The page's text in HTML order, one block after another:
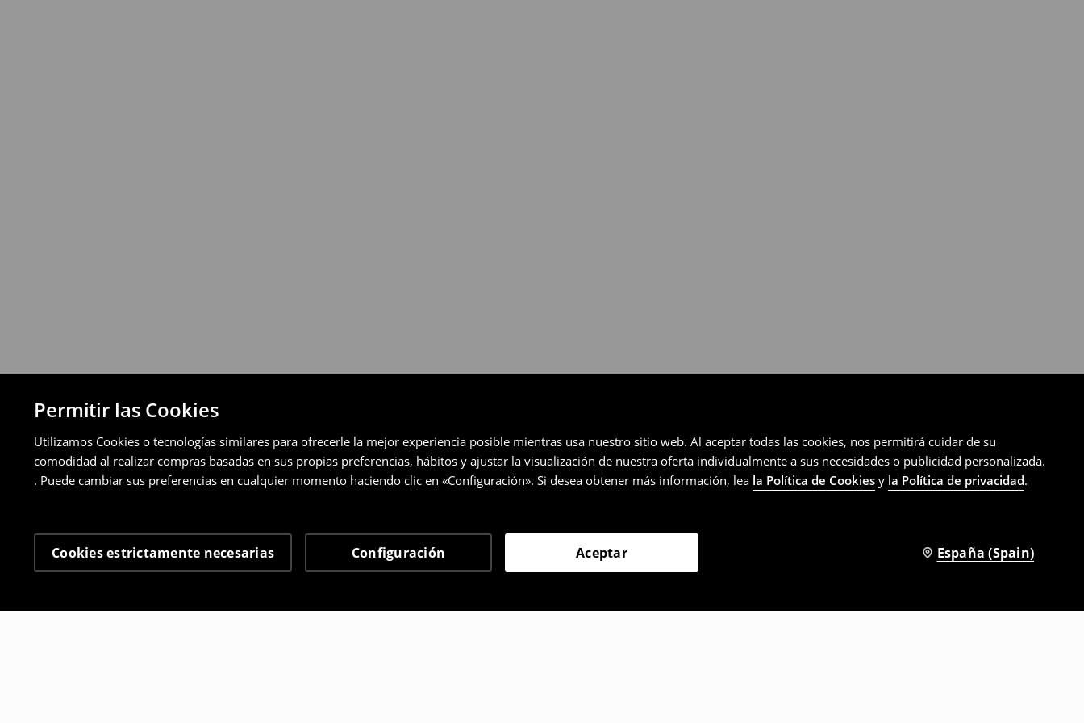
Permitir las Cookies
Utilizamos Cookies o tecnologías similares para ofrecerle la mejor experiencia posible mientras usa nuestro sitio web. Al aceptar todas las cookies, nos permitirá cuidar de su
comodidad al realizar compras basadas en sus propias preferencias, hábitos y ajustar la visualización de nuestra oferta individualmente a sus necesidades o publicidad personalizada.
. Puede cambiar sus preferencias en cualquier momento haciendo clic en «Configuración». Si desea obtener más información, lea la Política de Cookies y la Política de privacidad.
Cookies estrictamente necesarias Configuración Aceptar España (Spain)